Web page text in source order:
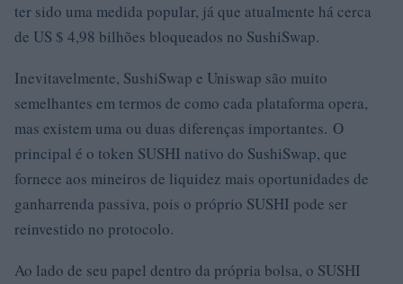
ter sido uma medida popular, já que atualmente há cerca
de US $ 4,98 bilhões bloqueados no SushiSwap.
Inevitavelmente, SushiSwap e Uniswap são muito
semelhantes em termos de como cada plataforma opera,
mas existem uma ou duas diferenças importantes. O
principal é o token SUSHI nativo do SushiSwap, que
fornece aos mineiros de liquidez mais oportunidades de
ganharrenda passiva, pois o próprio SUSHI pode ser
reinvestido no protocolo.
Ao lado de seu papel dentro da própria bolsa, o SUSHI